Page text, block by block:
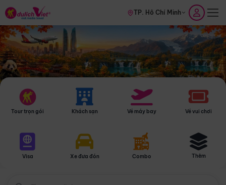
TP. Hồ Chí Minh
Tour trọn gói Khách sạn Vé máy bay Vé vui chơi
Visa Xe đưa đón Combo Thêm